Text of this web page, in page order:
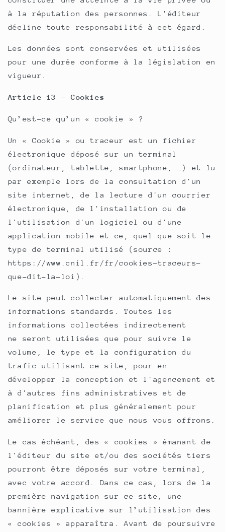
à la réputation des personnes. L'éditeur
décline toute responsabilité à cet égard.
Les données sont conservées et utilisées
pour une durée conforme à la législation en
vigueur.
Article 13 - Cookies
Qu’est-ce qu’un « cookie » ?
Un « Cookie » ou traceur est un fichier
électronique déposé sur un terminal
(ordinateur, tablette, smartphone, …) et lu
par exemple lors de la consultation d'un
site internet, de la lecture d'un courrier
électronique, de l'installation ou de
l'utilisation d'un logiciel ou d'une
application mobile et ce, quel que soit le
type de terminal utilisé (source :
https://www.cnil.fr/fr/cookies-traceurs-
que-dit-la-loi ).
Le site peut collecter automatiquement des
informations standards. Toutes les
informations collectées indirectement
ne seront utilisées que pour suivre le
volume, le type et la configuration du
trafic utilisant ce site, pour en
développer la conception et l'agencement et
à d'autres fins administratives et de
planification et plus généralement pour
améliorer le service que nous vous offrons.
Le cas échéant, des « cookies » émanant de
l'éditeur du site et/ou des sociétés tiers
pourront être déposés sur votre terminal,
avec votre accord. Dans ce cas, lors de la
première navigation sur ce site, une
bannière explicative sur l’utilisation des
« cookies » apparaîtra. Avant de poursuivre